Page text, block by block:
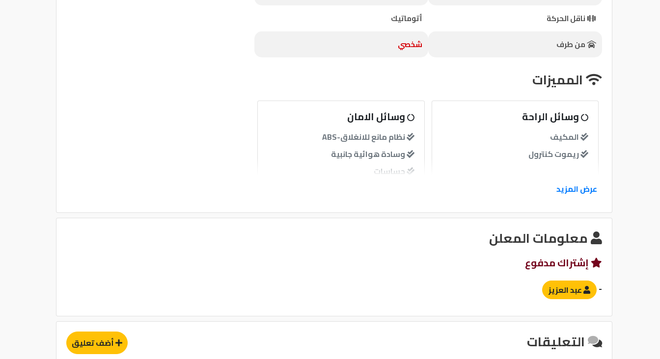
ناقل الحركة
أتوماتيك
من طرف
شخصي
المميزات
وسائل الراحة
المكيف
ريموت كنترول
نوافذ
نوافذ كهربائية امامية
نظام الصوت
وسائل الامان
نظام مانع للانغلاق-ABS
وسادة هوائية جانبية
حساسات
عرض المزيد
معلومات المعلن
إشتراك مدفوع
- عبد العزيز
التعليقات أضف تعليق